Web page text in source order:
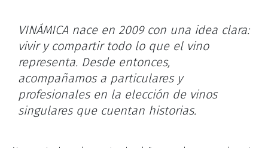
VINÁMICA nace en 2009 con una idea clara:
vivir y compartir todo lo que el vino
representa. Desde entonces,
acompañamos a particulares y
profesionales en la elección de vinos
singulares que cuentan historias.